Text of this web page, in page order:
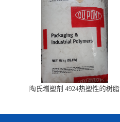
陶氏增塑剂 4924热塑性的树脂